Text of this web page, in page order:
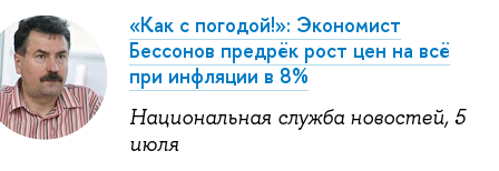
«Как с погодой!»: Экономист
Бессонов предрёк рост цен на всё
при инфляции в 8%
Национальная служба новостей, 5
июля